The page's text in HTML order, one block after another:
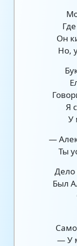
Он
Но,
Я
У
—
Ты
Дело
Был
— У